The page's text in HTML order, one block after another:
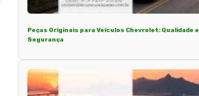
Peças Originais para Veículos Chevrolet: Qualidade e
Segurança